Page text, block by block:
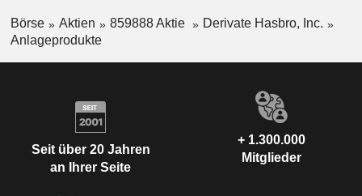
Börse Aktien 859888 Aktie
Derivate Hasbro, Inc.
Anlageprodukte
Seit über 20 Jahren
an Ihrer Seite
+ 1.300.000
Mitglieder